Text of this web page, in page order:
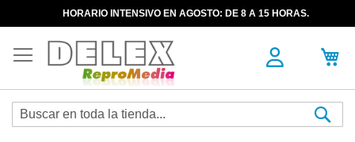
HORARIO INTENSIVO EN AGOSTO: DE 8 A 15 HORAS.